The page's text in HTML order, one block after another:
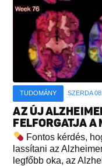
TUDOMÁNY SZERDA
AZ ÚJ
FELFORGATJA A
Fontos kérdés,
lassítani az
legfőbb oka, az